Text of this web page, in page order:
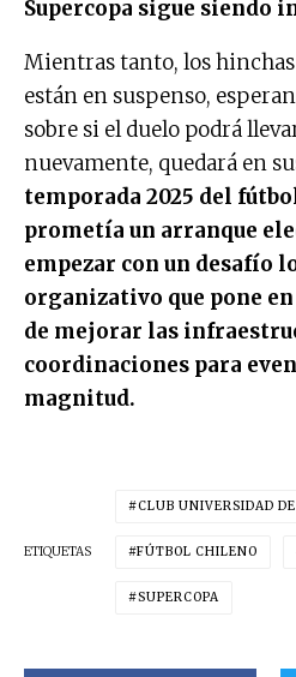
Supercopa sigue siendo
Mientras tanto, los
están en suspenso,
sobre si el duelo podrá
nuevamente, quedará en
temporada 2025 del
prometía un arranque
empezar con un desafío
organizativo que pone
de mejorar las
coordinaciones para
magnitud.
ETIQUETAS
CLUB UNIVERSIDAD
FÚTBOL CHILENO
SUPERCOPA